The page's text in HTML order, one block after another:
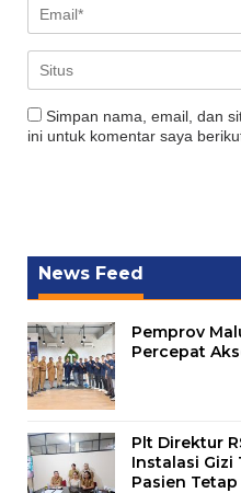
Simpan nama, email, dan
ini untuk komentar saya
News Feed
Pemprov
Percepat
Plt Direktur
Instalasi Gizi
Pasien